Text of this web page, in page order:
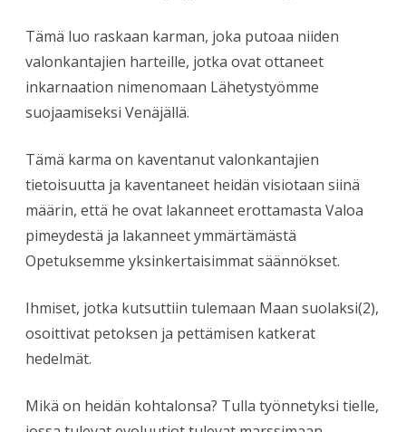
Tämä luo raskaan karman, joka putoaa niiden
valonkantajien harteille, jotka ovat ottaneet
inkarnaation nimenomaan Lähetystyömme
suojaamiseksi Venäjällä.
Tämä karma on kaventanut valonkantajien
tietoisuutta ja kaventaneet heidän visiotaan siinä
määrin, että he ovat lakanneet erottamasta Valoa
pimeydestä ja lakanneet ymmärtämästä
Opetuksemme yksinkertaisimmat säännökset.
Ihmiset, jotka kutsuttiin tulemaan Maan suolaksi(2),
osoittivat petoksen ja pettämisen katkerat
hedelmät.
Mikä on heidän kohtalonsa? Tulla työnnetyksi tielle,